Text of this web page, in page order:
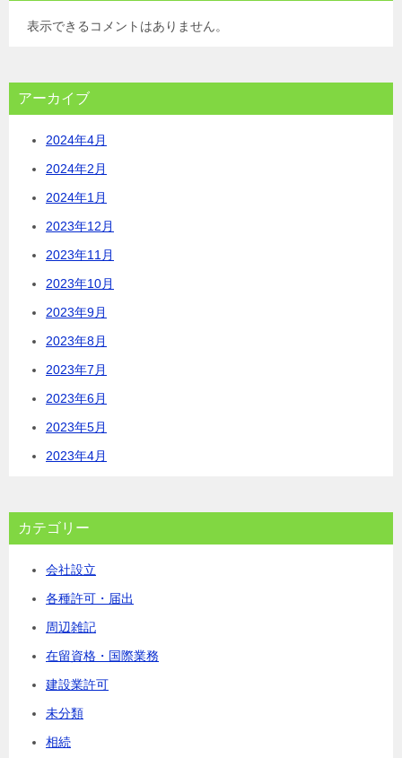
表示できるコメントはありません。
アーカイブ
2024年4月
2024年2月
2024年1月
2023年12月
2023年11月
2023年10月
2023年9月
2023年8月
2023年7月
2023年6月
2023年5月
2023年4月
カテゴリー
会社設立
各種許可・届出
周辺雑記
在留資格・国際業務
建設業許可
未分類
相続